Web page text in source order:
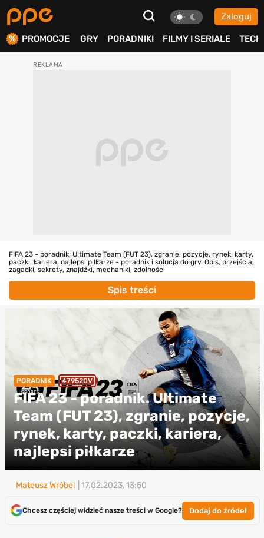
Zaloguj
PROMOCJE GRY PORADNIKI FILMY I SERIALE TECH
FIFA 23 - poradnik. Ultimate Team (FUT 23), zgranie, pozycje, rynek, karty,
paczki, kariera, najlepsi piłkarze - poradnik i solucja do gry. Opis, przejścia,
zagadki, sekrety, znajdźki, mechaniki, zdolności
Spis treści
PORADNIK 479520V
FIFA 23 - poradnik. Ultimate
Team (FUT 23), zgranie, pozycje,
rynek, karty, paczki, kariera,
najlepsi piłkarze
Mateusz Wróbel | 17.02.2023, 13:50
Chcesz częściej widzieć nasze treści w Google? Dodaj do źródeł